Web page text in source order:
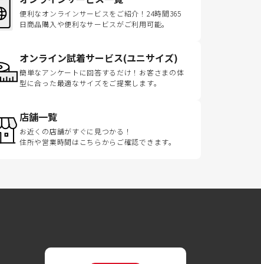
便利なオンラインサービスをご紹介！24時間365
日商品購入や便利なサービスがご利用可能。
オンライン試着サービス(ユニサイズ)
簡単なアンケートに回答するだけ！お客さまの体
型に合った最適なサイズをご提案します。
店舗一覧
お近くの店舗がすぐに見つかる！
住所や営業時間はこちらからご確認できます。